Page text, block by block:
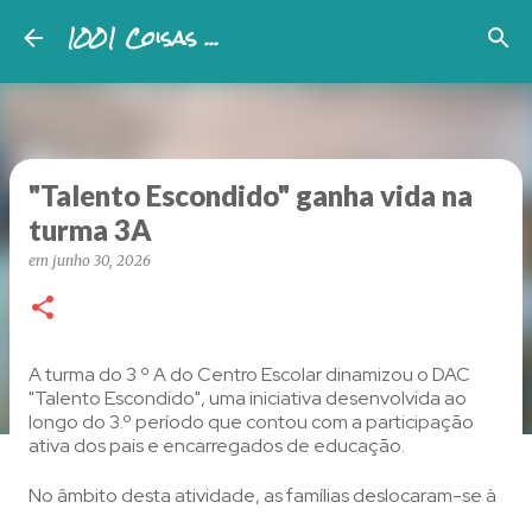
Avançar para o conteúdo principal
1001 Coisas ...
"Talento Escondido" ganha vida na
turma 3A
em junho 30, 2026
A turma do 3 º A do Centro Escolar dinamizou o DAC
"Talento Escondido", uma iniciativa desenvolvida ao
longo do 3.º período que contou com a participação
ativa dos pais e encarregados de educação.
No âmbito desta atividade, as famílias deslocaram-se à